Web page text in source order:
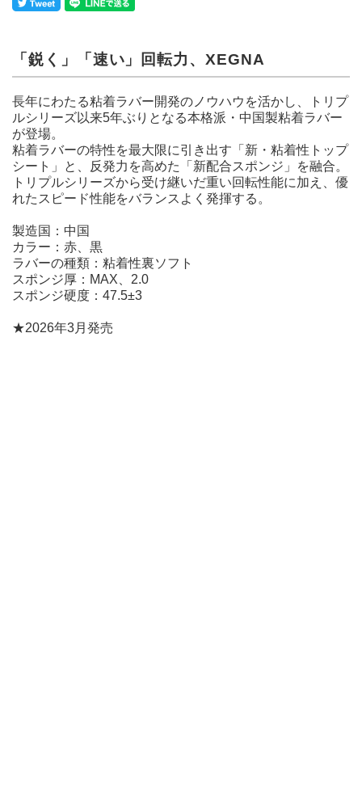
「鋭く」「速い」回転力、XEGNA
長年にわたる粘着ラバー開発のノウハウを活かし、トリプ
ルシリーズ以来5年ぶりとなる本格派・中国製粘着ラバー
が登場。
粘着ラバーの特性を最大限に引き出す「新・粘着性トップ
シート」と、反発力を高めた「新配合スポンジ」を融合。
トリプルシリーズから受け継いだ重い回転性能に加え、優
れたスピード性能をバランスよく発揮する。
製造国：中国
カラー：赤、黒
ラバーの種類：粘着性裏ソフト
スポンジ厚：MAX、2.0
スポンジ硬度：47.5±3
★2026年3月発売